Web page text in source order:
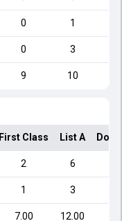
0 1
0 3
9 10
First Class List A
2 6
1 3
7.00 12.00